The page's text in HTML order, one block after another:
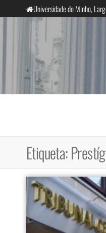
para
Universidade do Minho,
Etiqueta: